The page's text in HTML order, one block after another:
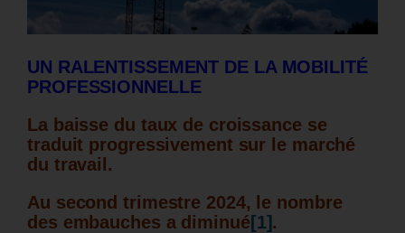
UN RALENTISSEMENT DE LA MOBILITÉ
PROFESSIONNELLE
La baisse du taux de croissance se
traduit progressivement sur le marché
du travail.
Au second trimestre 2024, le nombre
des embauches a diminué [1].